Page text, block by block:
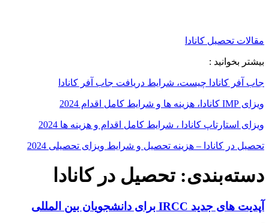
مقالات تحصیل کانادا
بیشتر بخوانید :
جاب آفر کانادا چیست، شرایط دریافت جاب آفر کانادا
ویزای IMP کانادا، هزینه ها و شرایط کامل اقدام 2024
ویزای استارتاپ کانادا ، شرایط کامل اقدام و هزینه ها 2024
تحصیل در کانادا – هزینه‌ تحصیل و شرایط ویزای تحصیلی 2024
دسته‌بندی: تحصیل در کانادا
آپدیت های جدید IRCC برای دانشجویان بین المللی